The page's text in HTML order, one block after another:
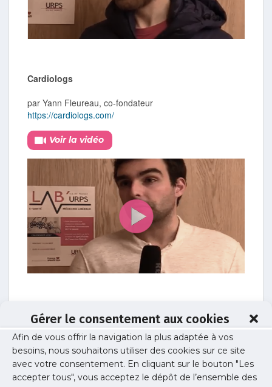
Gérer le consentement aux cookies
Afin de vous offrir la navigation la plus adaptée à vos
besoins, nous souhaitons utiliser des cookies sur ce site
avec votre consentement. En cliquant sur le bouton "Les
accepter tous", vous acceptez le dépôt de l’ensemble des
Cardiologs
par Yann Fleureau, co-fondateur
https://cardiologs.com/
Voir la vidéo
Medical Intelligence Service
par Dr Loic Etienne, fondateur
http://www.mis-medvir.fr/
Voir la vidéo